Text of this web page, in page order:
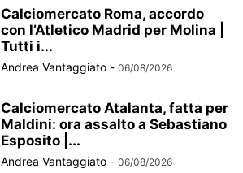
Calciomercato Roma, accordo
con l’Atletico Madrid per Molina |
Tutti i...
Andrea Vantaggiato - 06/08/2026
Calciomercato Atalanta, fatta per
Maldini: ora assalto a Sebastiano
Esposito |...
Andrea Vantaggiato - 06/08/2026